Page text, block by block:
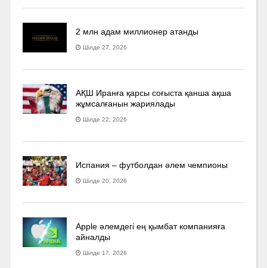
2 млн адам миллионер атанды
Шілде 27, 2026
АҚШ Иранға қарсы соғыста қанша ақша
жұмсалғанын жариялады
Шілде 22, 2026
Испания – футболдан әлем чемпионы
Шілде 20, 2026
Apple әлемдегі ең қымбат компанияға
айналды
Шілде 17, 2026